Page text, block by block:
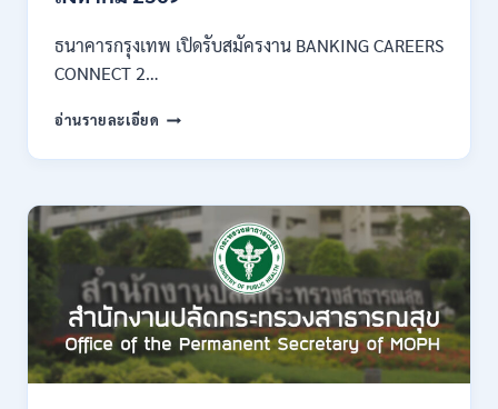
–
ธนาคารกรุงเทพ เปิดรับสมัครงาน BANKING CAREERS
CONNECT 2…
อ่านรายละเอียด ธนาคาร
เปิด
สมัคร
งาน
40
ตำแหน่ง
/
ปริญญา
ตรี
หลาย